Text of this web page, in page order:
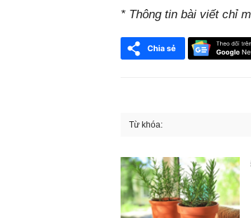
* Thông tin bài viết chỉ
Từ khóa: